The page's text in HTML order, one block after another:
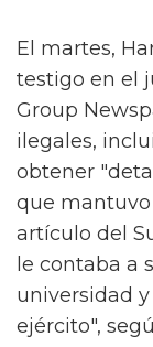
El martes,
testigo en el
Group
ilegales,
obtener
que
artículo del
le contaba a
universidad
ejército",